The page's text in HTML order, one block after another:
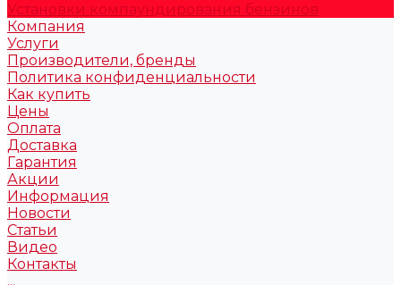
Установки компаундирования бензинов
Компания
Услуги
Производители, бренды
Политика конфиденциальности
Как купить
Цены
Оплата
Доставка
Гарантия
Акции
Информация
Новости
Статьи
Видео
Контакты
...